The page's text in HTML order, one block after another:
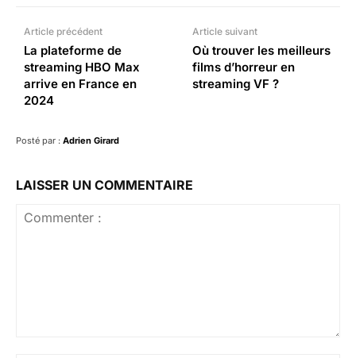
Article précédent
La plateforme de
streaming HBO Max
arrive en France en
2024
Article suivant
Où trouver les meilleurs
films d’horreur en
streaming VF ?
Posté par : Adrien Girard
LAISSER UN COMMENTAIRE